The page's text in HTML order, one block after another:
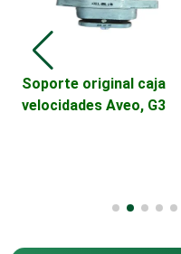
Soporte original caja
velocidades Aveo, G3